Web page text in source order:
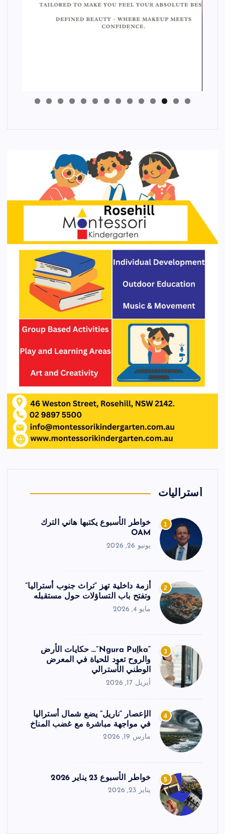
0
1
2
3
4
أستراليات
1
خواطر الأسبوع يكتبها هاني الترك
OAM
يونيو 26, 2026
2
أزمة داخلية تهز “تراث جنوب أستراليا”
وتفتح باب التساؤلات حول مستقبله
مايو 4, 2026
3
“Ngura Puḻka”… حكايات الأرض
والروح تعود للحياة في المعرض
الوطني الأسترالي
أبريل 17, 2026
4
الإعصار “ناريل” يضع شمال أستراليا
في مواجهة مباشرة مع غضب المناخ
مارس 19, 2026
5 خواطر الأسبوع 23 يناير 2026
يناير 23, 2026